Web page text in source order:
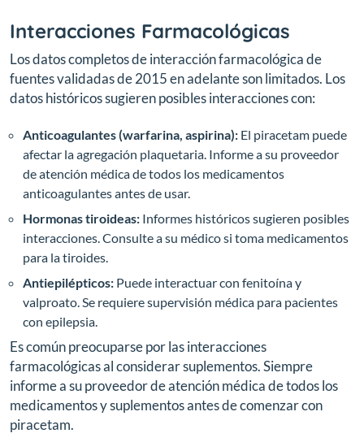
Interacciones Farmacológicas
Los datos completos de interacción farmacológica de
fuentes validadas de 2015 en adelante son limitados. Los
datos históricos sugieren posibles interacciones con:
Anticoagulantes (warfarina, aspirina): El piracetam puede
afectar la agregación plaquetaria. Informe a su proveedor
de atención médica de todos los medicamentos
anticoagulantes antes de usar.
Hormonas tiroideas: Informes históricos sugieren posibles
interacciones. Consulte a su médico si toma medicamentos
para la tiroides.
Antiepilépticos: Puede interactuar con fenitoína y
valproato. Se requiere supervisión médica para pacientes
con epilepsia.
Es común preocuparse por las interacciones
farmacológicas al considerar suplementos. Siempre
informe a su proveedor de atención médica de todos los
medicamentos y suplementos antes de comenzar con
piracetam.